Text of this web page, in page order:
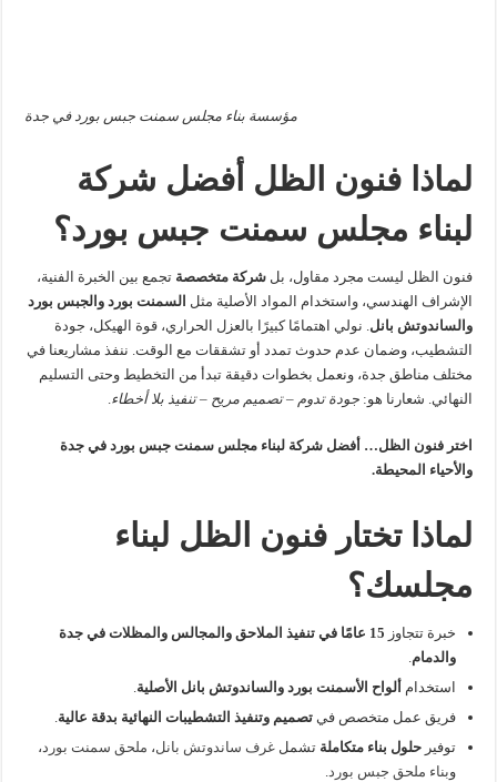
مؤسسة بناء مجلس سمنت جبس بورد في جدة
لماذا فنون الظل أفضل شركة
لبناء مجلس سمنت جبس بورد؟
فنون الظل ليست مجرد مقاول، بلشركة متخصصة تجمع بين الخبرة الفنية،
الإشراف الهندسي، واستخدام المواد الأصلية مثل السمنت بورد والجبس بورد
والساندوتش بانل. نولي اهتمامًا كبيرًا بالعزل الحراري، قوة الهيكل، جودة
التشطيب، وضمان عدم حدوث تمدد أو تشققات مع الوقت. ننفذ مشاريعنا في
مختلف مناطق جدة، ونعمل بخطوات دقيقة تبدأ من التخطيط وحتى التسليم
النهائي. شعارنا هو:جودة تدوم – تصميم مريح – تنفيذ بلا أخطاء.
اختر فنون الظل… أفضل شركة لبناء مجلس سمنت جبس بورد في جدة
والأحياء المحيطة.
لماذا تختار فنون الظل لبناء
مجلسك؟
خبرة تتجاوز
15 عامًا في تنفيذ الملاحق والمجالس والمظلات في جدة
والدمام.
استخدام ألواح الأسمنت بورد والساندوتش بانل الأصلية.
فريق عمل متخصص فيتصميم وتنفيذ التشطيبات النهائية بدقة عالية.
توفيرحلول بناء متكاملة تشملغرف ساندوتش بانل، ملحق سمنت بورد،
وبناء ملحق جبس بورد.